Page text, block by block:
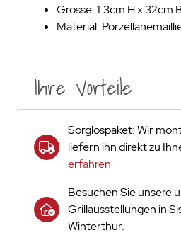
Ihre Vorteile
Sorglospaket: Wir
liefern ihn direkt zu
erfahren
Besuchen Sie unsere
Grillausstellungen in
Winterthur.
Grösse: 1.3cm H x 32cm
Material: